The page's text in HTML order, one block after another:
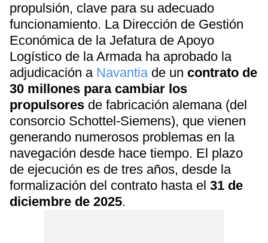
propulsión, clave para su adecuado
funcionamiento. La Dirección de Gestión
Económica de la Jefatura de Apoyo
Logístico de la Armada ha aprobado la
adjudicación a Navantiade un contrato de
30 millones para cambiar los
propulsores de fabricación alemana (del
consorcio Schottel-Siemens), que vienen
generando numerosos problemas en la
navegación desde hace tiempo. El plazo
de ejecución es de tres años, desde la
formalización del contrato hasta el 31 de
diciembre de 2025.